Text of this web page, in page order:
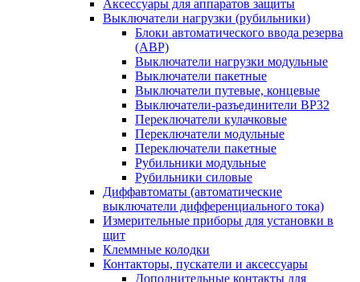
Аксессуары для аппаратов защиты
Выключатели нагрузки (рубильники)
Блоки автоматического ввода резерва
(АВР)
Выключатели нагрузки модульные
Выключатели пакетные
Выключатели путевые, концевые
Выключатели-разъединители ВР32
Переключатели кулачковые
Переключатели модульные
Переключатели пакетные
Рубильники модульные
Рубильники силовые
Диффавтоматы (автоматические
выключатели дифференциального тока)
Измерительные приборы для установки в
щит
Клеммные колодки
Контакторы, пускатели и аксессуары
Дополнительные контакты для